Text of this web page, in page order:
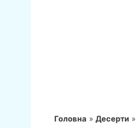
Головна » Десерти »